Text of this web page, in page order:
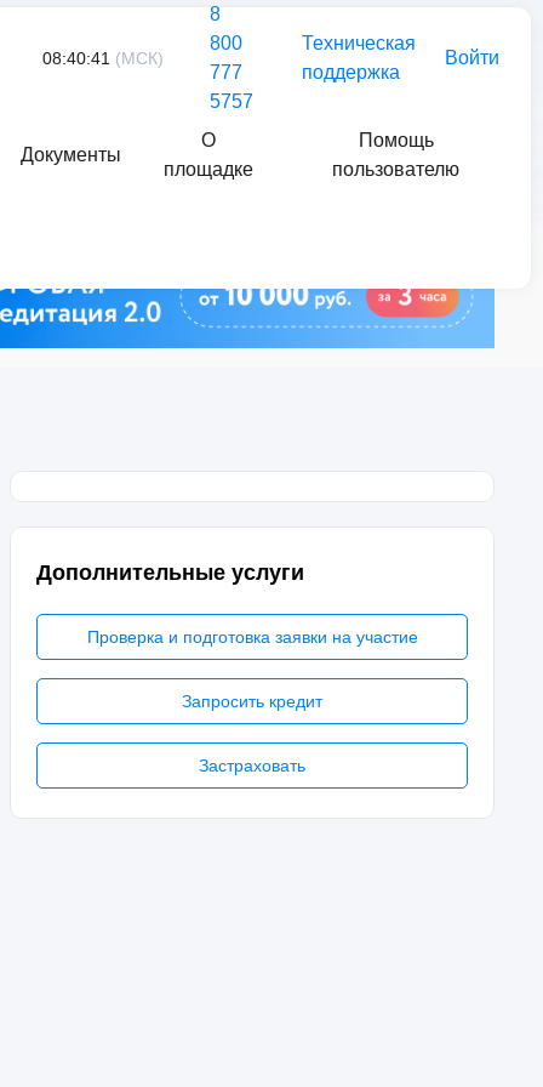
08:40:41 (МСК)
8
800
777
5757
Техническая
поддержка
Войти
Документы
О
площадке
Помощь
пользователю
Дополнительные услуги
Проверка и подготовка заявки на участие
Запросить кредит
Застраховать